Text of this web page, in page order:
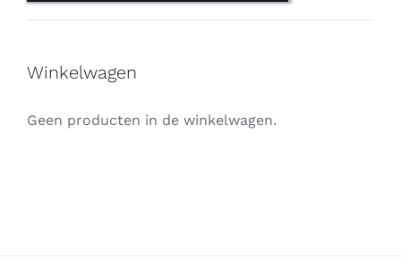
Winkelwagen
Geen producten in de winkelwagen.